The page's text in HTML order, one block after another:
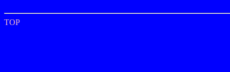
TOP